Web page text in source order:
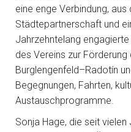
eine enge Verbindung,
Städtepartnerschaft und
Jahrzehntelang
des Vereins zur
Burglengenfeld–Radotín
Begegnungen, Fahrten,
Austauschprogramme.
Sonja Hage, die seit